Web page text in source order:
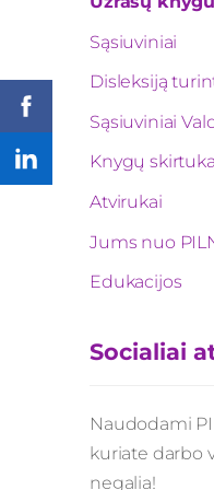
Sąsiuviniai
Disleksiją
Sąsiuviniai
Knygų
Atvirukai
Jums nuo
Edukacijos
Socialiai
Naudodami
kuriate darbo
negalia!